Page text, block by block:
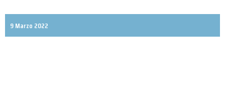
9 Marzo 2022